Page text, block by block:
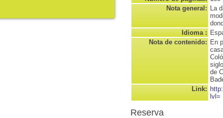
Nota general: La
Idioma :
Nota de contenido: En
de
Link:
lvl=
Reserva